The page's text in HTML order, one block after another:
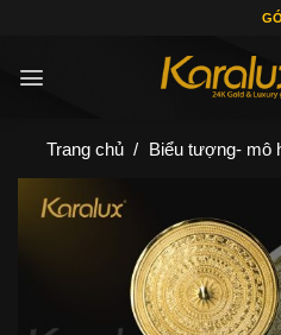
Trang chủ / Biểu tượng- mô